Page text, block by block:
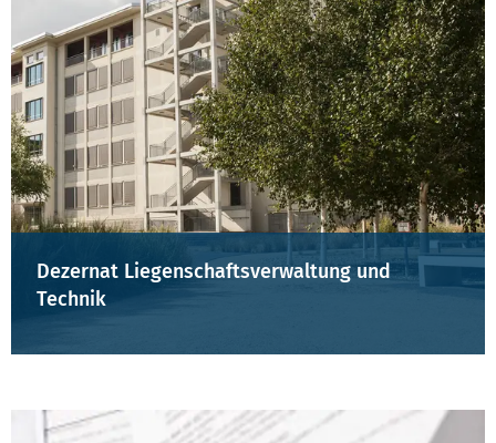
Dezernat Liegenschaftsverwaltung und
Technik